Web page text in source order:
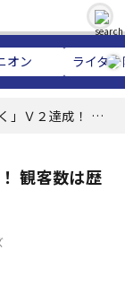
オン ライタ
」Ｖ２達成！ 観
観客数は歴